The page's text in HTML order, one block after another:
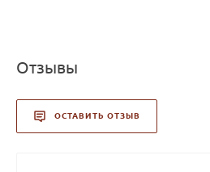
Отзывы
ОСТАВИТЬ ОТЗЫВ